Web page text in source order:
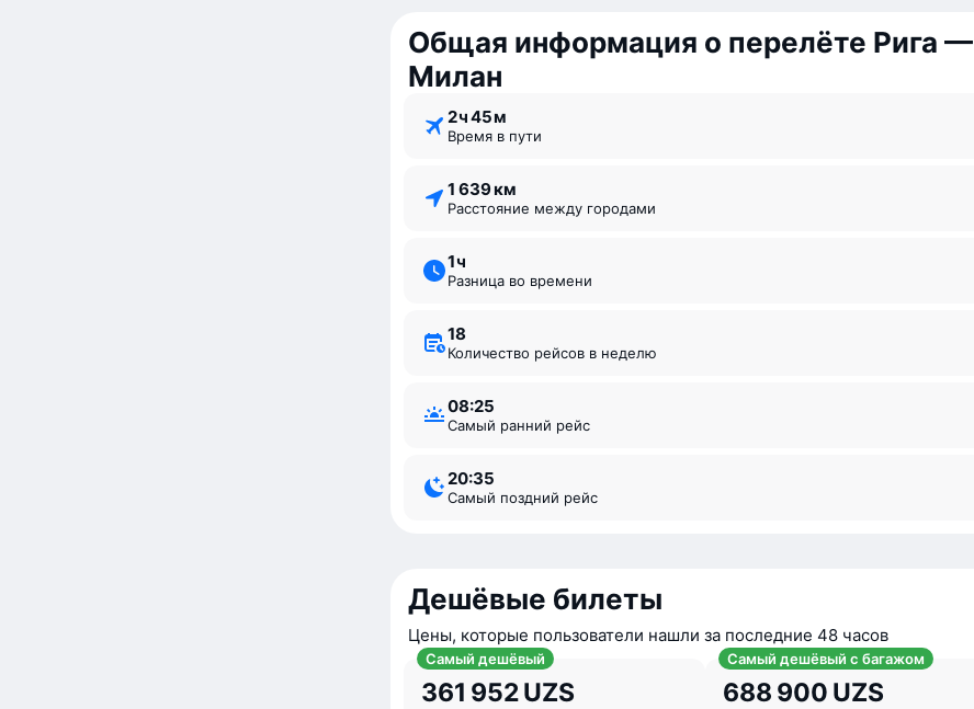
Общая информация о перелёте Рига —
Милан
2 ⁠ч 45 ⁠м
Время в пути
1 639 км
Расстояние между городами
1 ⁠ч
Разница во времени
18
Количество рейсов в неделю
08:25
Самый ранний рейс
20:35
Самый поздний рейс
Дешёвые билеты
Цены, которые пользователи нашли за последние 48 часов
Самый дешёвый
361 952 UZS
Самый дешёвый с багажом
688 900 UZS